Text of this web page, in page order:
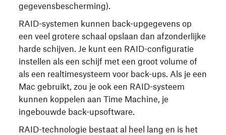
gegevensbescherming).
RAID-systemen kunnen back-upgegevens op
een veel grotere schaal opslaan dan afzonderlijke
harde schijven. Je kunt een RAID-configuratie
instellen als een schijf met een groot volume of
als een realtimesysteem voor back-ups. Als je een
Mac gebruikt, zou je ook een RAID-systeem
kunnen koppelen aan Time Machine, je
ingebouwde back-upsoftware.
RAID-technologie bestaat al heel lang en is het